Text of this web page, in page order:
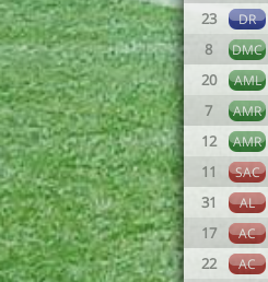
23
DR
8
DMC
20
AML
7
AMR
12
AMR
11
SAC
31
AL
17
AC
22
AC